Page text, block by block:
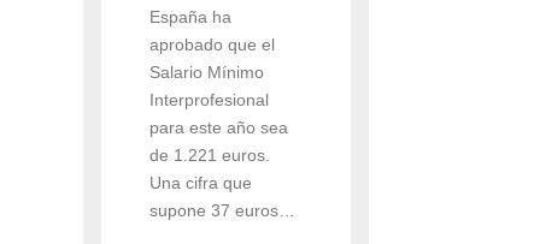
España ha
aprobado que el
Salario Mínimo
Interprofesional
para este año sea
de 1.221 euros.
Una cifra que
supone 37 euros…